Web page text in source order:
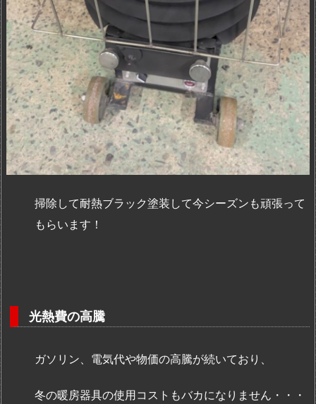
掃除して耐熱ブラック塗装して今シーズンも頑張って
もらいます！
光熱費の高騰
ガソリン、電気代や物価の高騰が続いており、
冬の暖房器具の使用コストもバカになりません・・・